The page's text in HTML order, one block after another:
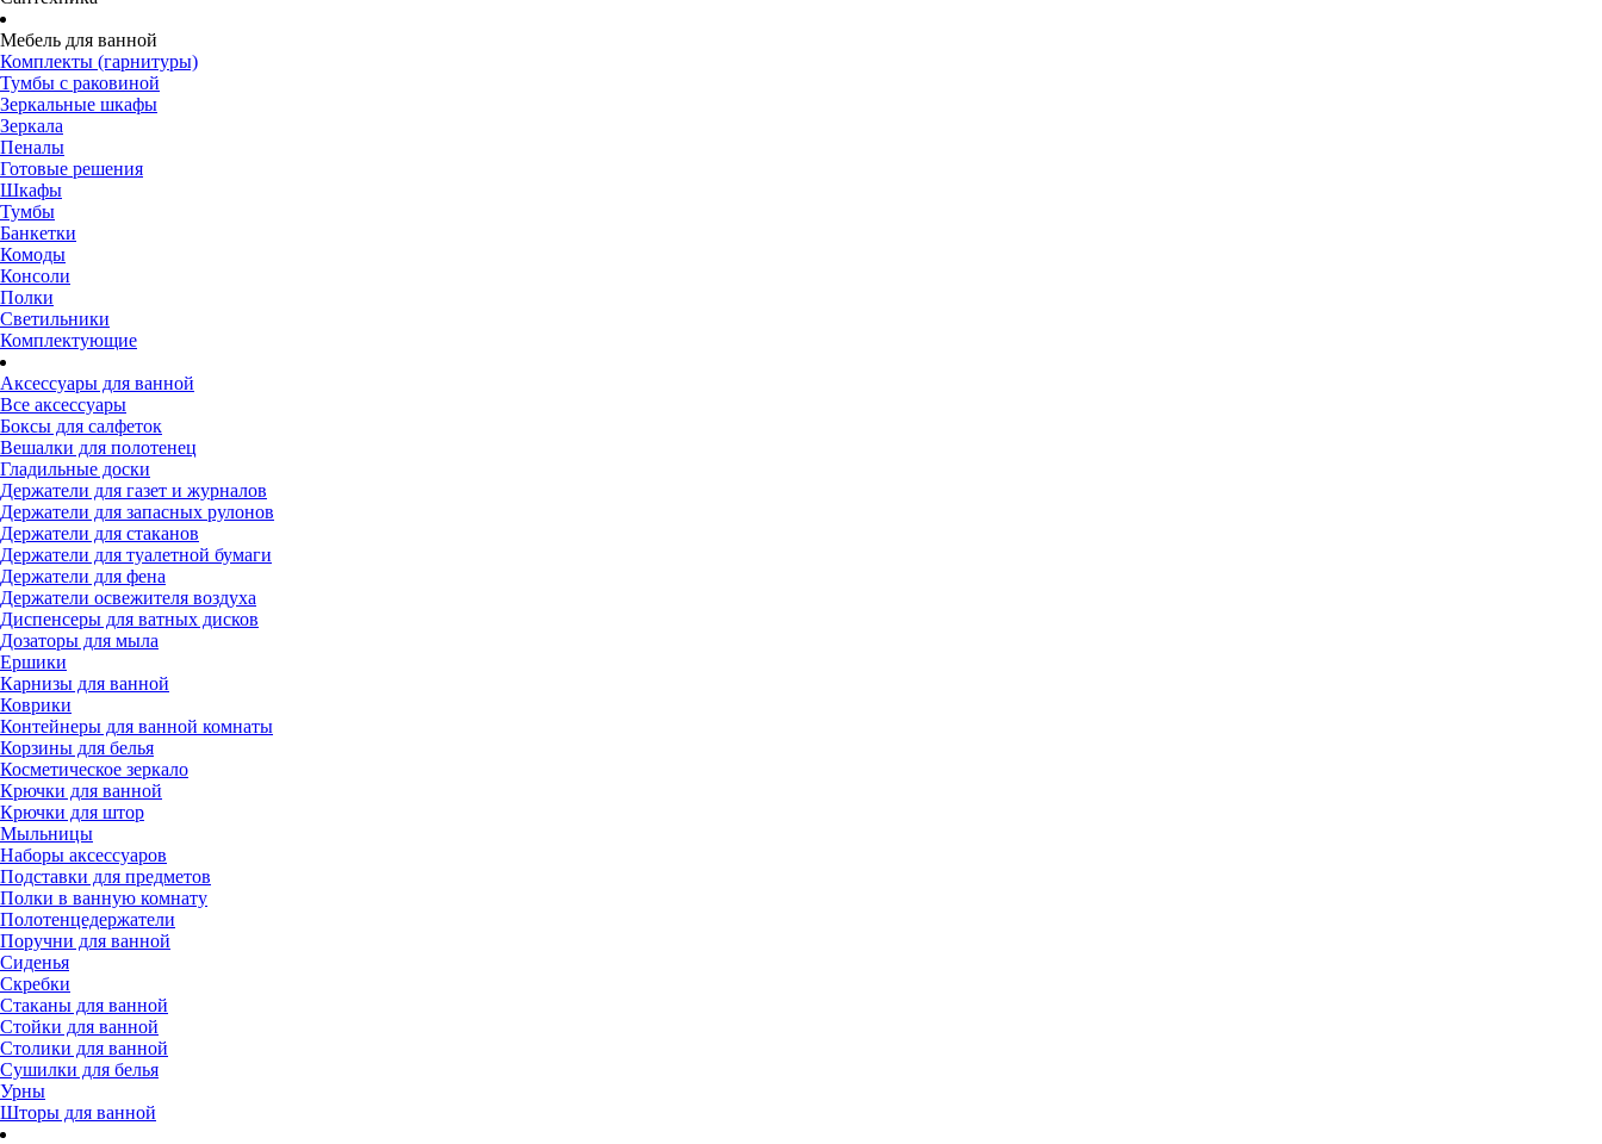
Мебель для ванной
Комплекты (гарнитуры)
Тумбы с раковиной
Зеркальные шкафы
Зеркала
Пеналы
Готовые решения
Шкафы
Тумбы
Банкетки
Комоды
Консоли
Полки
Светильники
Комплектующие
Аксессуары для ванной
Все аксессуары
Боксы для салфеток
Вешалки для полотенец
Гладильные доски
Держатели для газет и журналов
Держатели для запасных рулонов
Держатели для стаканов
Держатели для туалетной бумаги
Держатели для фена
Держатели освежителя воздуха
Диспенсеры для ватных дисков
Дозаторы для мыла
Ершики
Карнизы для ванной
Коврики
Контейнеры для ванной комнаты
Корзины для белья
Косметическое зеркало
Крючки для ванной
Крючки для штор
Мыльницы
Наборы аксессуаров
Подставки для предметов
Полки в ванную комнату
Полотенцедержатели
Поручни для ванной
Сиденья
Скребки
Стаканы для ванной
Стойки для ванной
Столики для ванной
Сушилки для белья
Урны
Шторы для ванной